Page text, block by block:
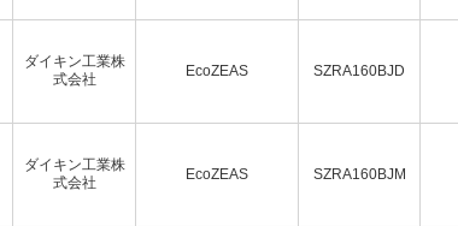
ダイキン工業株
式会社
EcoZEAS SZRA160BJD
ダイキン工業株
式会社
EcoZEAS SZRA160BJM